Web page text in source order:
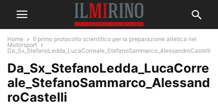
Home
Il primo protocollo scientifico per la preparazione atletica nel
Motorsport
Da_Sx_StefanoLedda_LucaCorreale_StefanoSammarco_AlessandroCastelli
Da_Sx_StefanoLedda_LucaCorre
ale_StefanoSammarco_Alessand
roCastelli